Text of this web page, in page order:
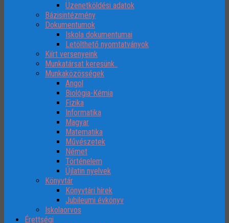
Üzenetköldési adatok
Bázisintézmény
Dokumentumok
Iskola dokumentumai
Letölthető nyomtatványok
Kiírt versenyeink
Munkatársat keresünk..
Munkaközösségek
Angol
Biológia-Kémia
Fizika
Informatika
Magyar
Matematika
Művészetek
Német
Történelem
Újlatin nyelvek
Könyvtár
Könyvtári hírek
Jubileumi évkönyv
Iskolaorvos
Érettségi